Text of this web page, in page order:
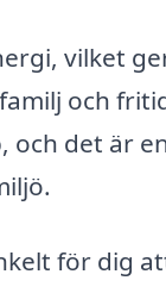
vilket
och
det är
för dig